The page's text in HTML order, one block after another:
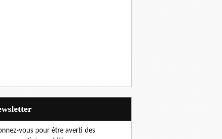
vous pour être averti des